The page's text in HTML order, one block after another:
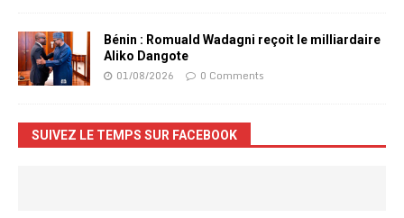
Bénin : Romuald Wadagni reçoit le milliardaire
Aliko Dangote
01/08/2026 0 Comments
SUIVEZ LE TEMPS SUR FACEBOOK